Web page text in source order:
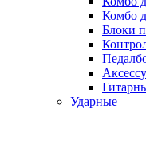
Комбо
Блоки
Ударные